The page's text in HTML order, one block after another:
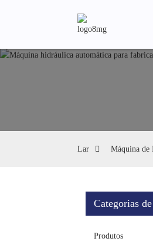
Lar Máquina de
Categorias
Produtos